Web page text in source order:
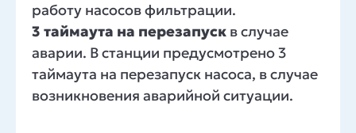
работу насосов фильтрации.
3 таймаута на перезапуск в случае
аварии. В станции предусмотрено 3
таймаута на перезапуск насоса, в случае
возникновения аварийной ситуации.